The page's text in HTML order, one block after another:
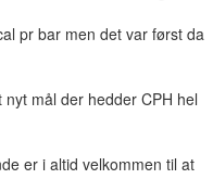
pr bar men det var først da
mål der hedder CPH hel
er i altid velkommen til at